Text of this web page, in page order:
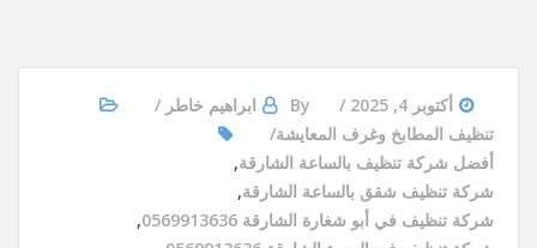
أكتوبر 4, 2025 By
ابراهيم خاطر
تنظيف المطابخ وغرف المعايشة
أفضل شركة تنظيف بالساعة الشارقة,
شركة تنظيف شقق بالساعة الشارقة,
شركة تنظيف في أبو شغارة الشارقة 0569913636
,